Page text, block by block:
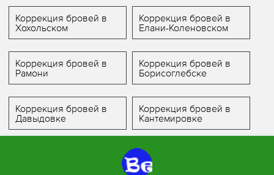
Коррекция бровей в
Хохольском
Коррекция бровей в
Елани-Коленовском
Коррекция бровей в
Рамони
Коррекция бровей в
Борисоглебске
Коррекция бровей в
Давыдовке
Коррекция бровей в
Кантемировке